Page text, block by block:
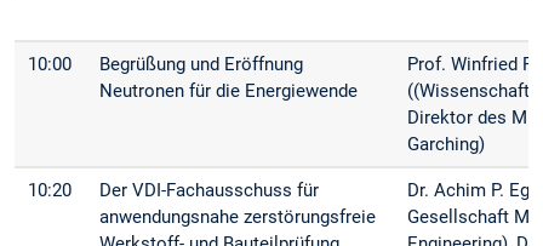
10:00
Begrüßung und Eröffnung
Neutronen für die Energiewende
Prof. Winfried
Direktor des
Garching)
10:20
Der VDI-Fachausschuss für
anwendungsnahe zerstörungsfreie
Dr. Achim P.
Gesellschaft